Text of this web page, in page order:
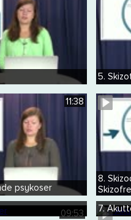
5.
11:38
psykoser
8.
09:53 7.